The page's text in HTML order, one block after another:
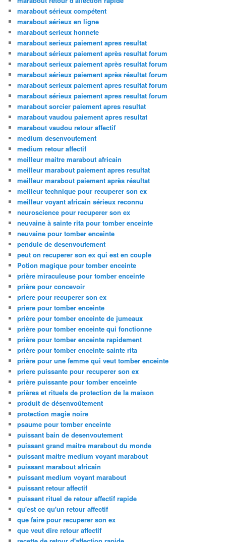
marabout sérieux compétent
marabout sérieux en ligne
marabout serieux honnete
marabout serieux paiement apres resultat
marabout sérieux paiement après resultat forum
marabout serieux paiement après resultat forum
marabout sérieux paiement après résultat forum
marabout serieux paiement apres resultat forum
marabout sérieux paiement apres resultat forum
marabout sorcier paiement apres resultat
marabout vaudou paiement apres resultat
marabout vaudou retour affectif
medium desenvoutement
medium retour affectif
meilleur maitre marabout africain
meilleur marabout paiement apres resultat
meilleur marabout paiement après résultat
meilleur technique pour recuperer son ex
meilleur voyant africain sérieux reconnu
neuroscience pour recuperer son ex
neuvaine à sainte rita pour tomber enceinte
neuvaine pour tomber enceinte
pendule de desenvoutement
peut on recuperer son ex qui est en couple
Potion magique pour tomber enceinte
prière miraculeuse pour tomber enceinte
prière pour concevoir
priere pour recuperer son ex
priere pour tomber enceinte
prière pour tomber enceinte de jumeaux
prière pour tomber enceinte qui fonctionne
prière pour tomber enceinte rapidement
prière pour tomber enceinte sainte rita
prière pour une femme qui veut tomber enceinte
priere puissante pour recuperer son ex
prière puissante pour tomber enceinte
prières et rituels de protection de la maison
produit de désenvoûtement
protection magie noire
psaume pour tomber enceinte
puissant bain de desenvoutement
puissant grand maitre marabout du monde
puissant maitre medium voyant marabout
puissant marabout africain
puissant medium voyant marabout
puissant retour affectif
puissant rituel de retour affectif rapide
qu'est ce qu'un retour affectif
que faire pour recuperer son ex
que veut dire retour affectif